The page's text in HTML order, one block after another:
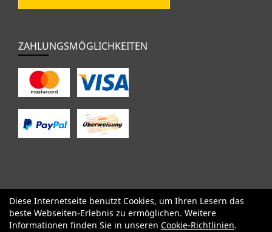
ZAHLUNGSMÖGLICHKEITEN
SALE Specialized Factor Cervélo BMC Orbea
Yeti
Pinarello
OPEN Kids / BMX Komponenten
Bekleidung
Diese Internetseite benutzt Cookies, um Ihren Lesern das
beste Webseiten-Erlebnis zu ermöglichen. Weitere
Informationen finden Sie in unseren Cookie-Richtlinien.